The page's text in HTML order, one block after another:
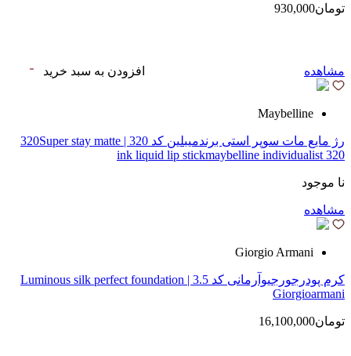
تومان930,000
مشاهده افزودن به سبد خرید
Maybelline
رژ مایع مات سوپر استی‌ برندمیبلین کد 320 | 320Super stay matte
ink liquid lip stickmaybelline individualist 320
نا موجود
مشاهده
Giorgio Armani
کرم پودرجورجیوآرمانی کد 3.5 | Luminous silk perfect foundation
Giorgioarmani
تومان16,100,000